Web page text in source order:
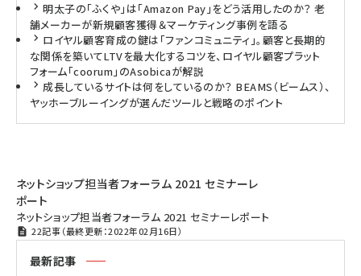
明太子の「ふくや」は「Amazon Pay」をどう活用したのか？ 老
舗メーカーが新規顧客獲得＆マーケティング事例を語る
ロイヤル顧客育成の鍵は「ファンコミュニティ」。顧客と長期的
な関係を築いてLTVを最大化するコツを、ロイヤル顧客プラット
フォーム「coorum」のAsobicaが解説
成長しているサイトは何をしているのか？ BEAMS（ビームス）、
ヤッホーブルーイングが選んだツールと戦略のポイント
ネットショップ担当者フォーラム 2021 セミナーレ
ポート
ネットショップ担当者フォーラム 2021 セミナーレポート
22記事（最終更新：2022年02月16日）
最新記事